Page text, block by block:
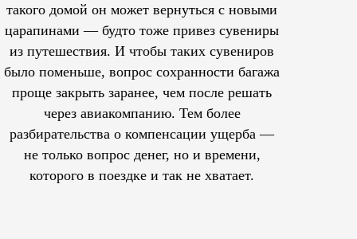
такого домой он может вернуться с новыми
царапинами — будто тоже привез сувениры
из путешествия. И чтобы таких сувениров
было поменьше, вопрос сохранности багажа
проще закрыть заранее, чем после решать
через авиакомпанию. Тем более
разбирательства о компенсации ущерба —
не только вопрос денег, но и времени,
которого в поездке и так не хватает.